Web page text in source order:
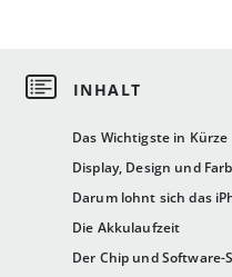
Das Wichtigste in Kürze
Display, Design und
Darum lohnt sich das
Die Akkulaufzeit
Der Chip und Software-